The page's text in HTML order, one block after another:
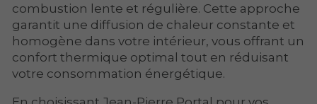
combustion lente et régulière. Cette approche
garantit une diffusion de chaleur constante et
homogène dans votre intérieur, vous offrant un
confort thermique optimal tout en réduisant
votre consommation énergétique.